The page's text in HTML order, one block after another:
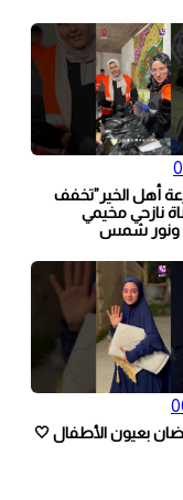
أهل الخير”تخفف
نازحي مخيمي
ونور شمس
بعيون الأطفال 🤍